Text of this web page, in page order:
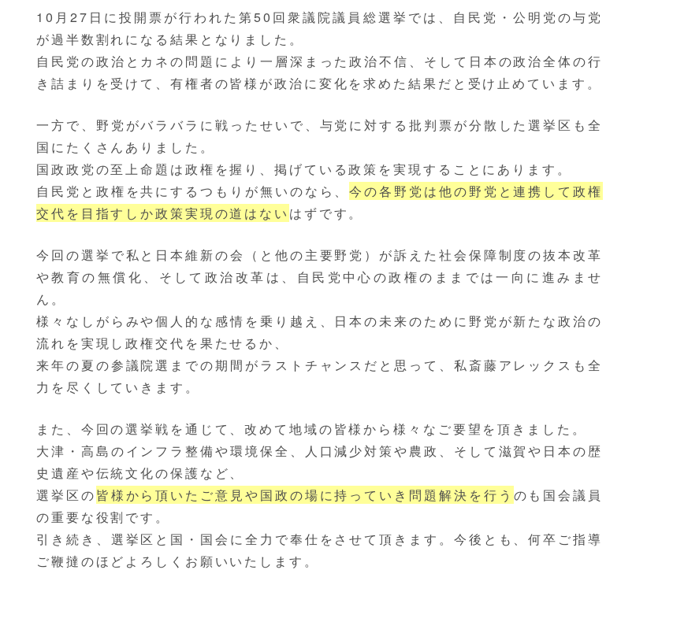
10月27日に投開票が行われた第50回衆議院議員総選挙では、自民党・公明党の与党
が過半数割れになる結果となりました。
自民党の政治とカネの問題により一層深まった政治不信、そして日本の政治全体の行
き詰まりを受けて、有権者の皆様が政治に変化を求めた結果だと受け止めています。
一方で、野党がバラバラに戦ったせいで、与党に対する批判票が分散した選挙区も全
国にたくさんありました。
国政政党の至上命題は政権を握り、掲げている政策を実現することにあります。
自民党と政権を共にするつもりが無いのなら、今の各野党は他の野党と連携して政権
交代を目指すしか政策実現の道はない はずです。
今回の選挙で私と日本維新の会（と他の主要野党）が訴えた社会保障制度の抜本改革
や教育の無償化、そして政治改革は、自民党中心の政権のままでは一向に進みませ
ん。
様々なしがらみや個人的な感情を乗り越え、日本の未来のために野党が新たな政治の
流れを実現し政権交代を果たせるか、
来年の夏の参議院選までの期間がラストチャンスだと思って、私斎藤アレックスも全
力を尽くしていきます。
また、今回の選挙戦を通じて、改めて地域の皆様から様々なご要望を頂きました。
大津・高島のインフラ整備や環境保全、人口減少対策や農政、そして滋賀や日本の歴
史遺産や伝統文化の保護など、
選挙区の皆様から頂いたご意見や国政の場に持っていき問題解決を行う のも国会議員
の重要な役割です。
引き続き、選挙区と国・国会に全力で奉仕をさせて頂きます。今後とも、何卒ご指導
ご鞭撻のほどよろしくお願いいたします。